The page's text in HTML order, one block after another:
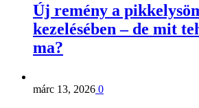
Új remény a
kezelésében – de mit
ma?
márc 13, 2026 0